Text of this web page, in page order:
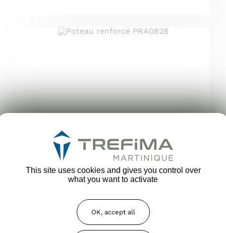
Poteau Renforcé PRA0828
En savoir plus
This site uses cookies and gives you control over
what you want to activate
OK, accept all